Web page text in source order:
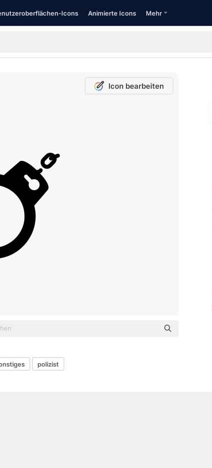
Icons Animierte Icons Mehr
Icon bearbeiten
polizist